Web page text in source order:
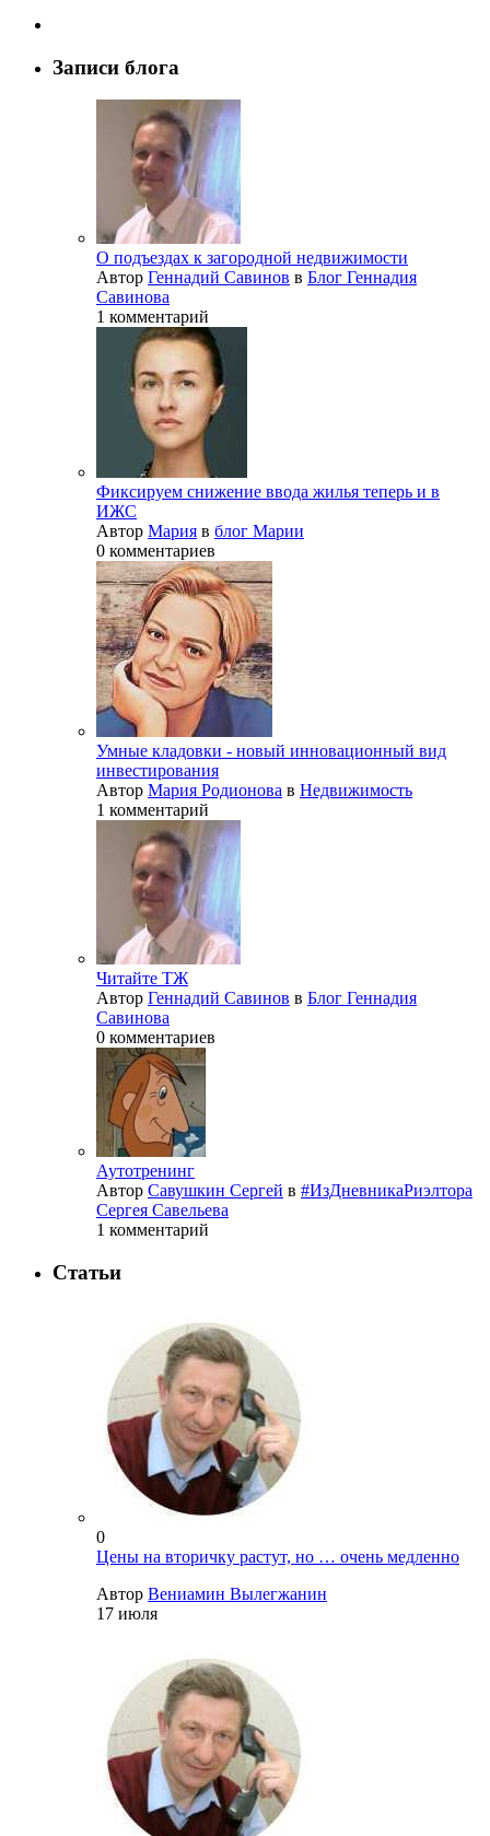
Записи блога
О подъездах к загородной недвижимости
Автор Геннадий Савинов в Блог Геннадия
Савинова
1 комментарий
Фиксируем снижение ввода жилья теперь и в
ИЖС
Автор Мария в блог Марии
0 комментариев
Умные кладовки - новый инновационный вид
инвестирования
Автор Мария Родионова в Недвижимость
1 комментарий
Читайте ТЖ
Автор Геннадий Савинов в Блог Геннадия
Савинова
0 комментариев
Аутотренинг
Автор Савушкин Сергей в #ИзДневникаРиэлтора
Сергея Савельева
1 комментарий
Статьи
0
Цены на вторичку растут, но … очень медленно
Автор Вениамин Вылегжанин
17 июля